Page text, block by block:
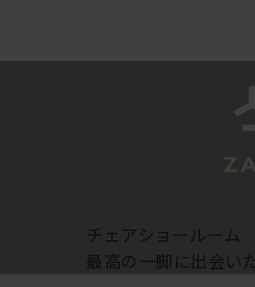
チェアショールーム
最高の一脚に出会い